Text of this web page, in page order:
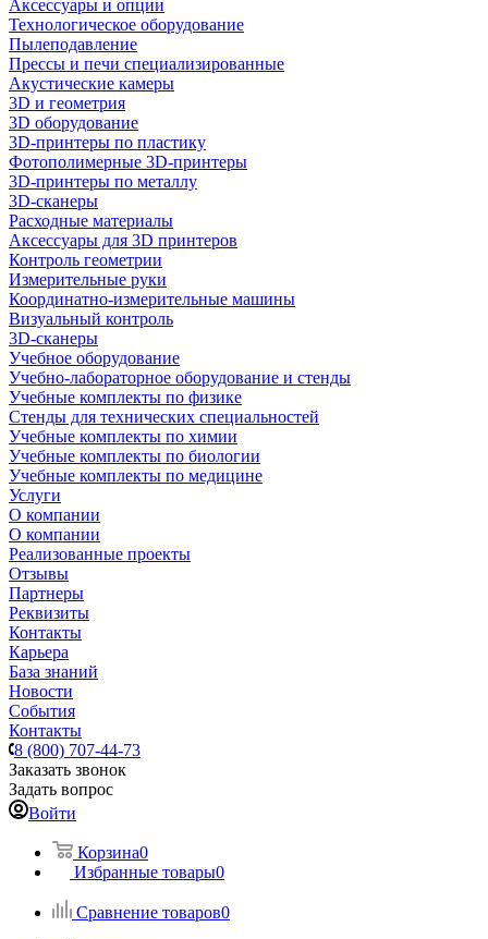
Аксессуары и опции
Технологическое оборудование
Пылеподавление
Прессы и печи специализированные
Акустические камеры
3D и геометрия
3D оборудование
3D-принтеры по пластику
Фотополимерные 3D-принтеры
3D-принтеры по металлу
3D-сканеры
Расходные материалы
Аксессуары для 3D принтеров
Контроль геометрии
Измерительные руки
Координатно-измерительные машины
Визуальный контроль
3D-сканеры
Учебное оборудование
Учебно-лабораторное оборудование и стенды
Учебные комплекты по физике
Стенды для технических специальностей
Учебные комплекты по химии
Учебные комплекты по биологии
Учебные комплекты по медицине
Услуги
О компании
О компании
Реализованные проекты
Отзывы
Партнеры
Реквизиты
Контакты
Карьера
База знаний
Новости
События
Контакты
8 (800) 707-44-73
Заказать звонок
Задать вопрос
Войти
Корзина0
Избранные товары0
Сравнение товаров0